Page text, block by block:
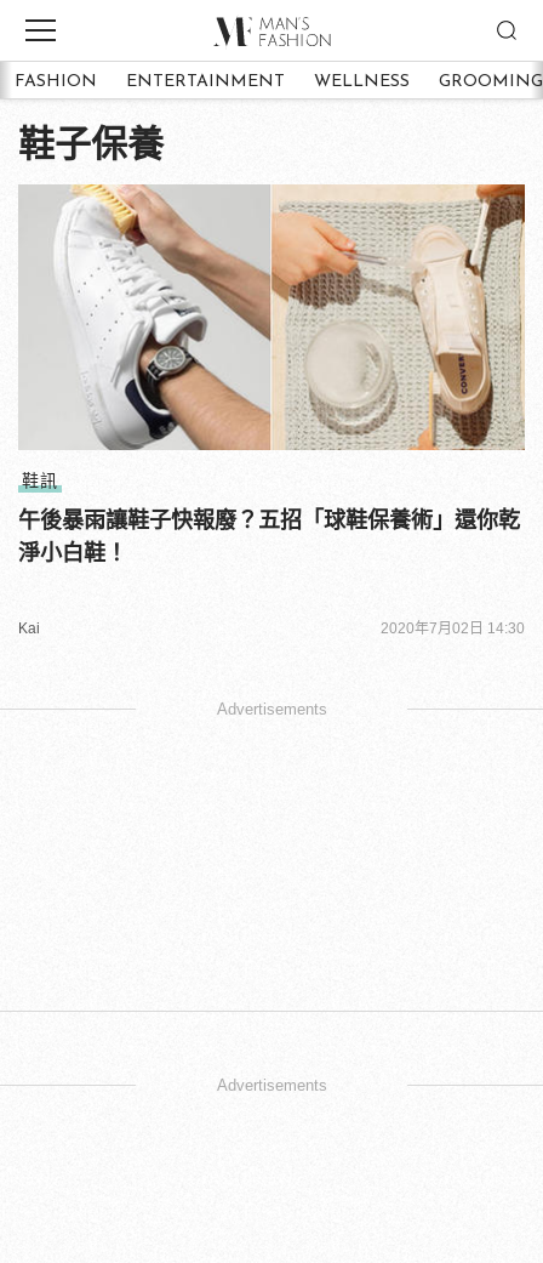
FASHION ENTERTAINMENT WELLNESS GROOMING
鞋子保養
鞋訊
午後暴雨讓鞋子快報廢？五招「球鞋保養術」還你乾
淨小白鞋！
Kai 2020年7月02日 14:30
Advertisements
Advertisements